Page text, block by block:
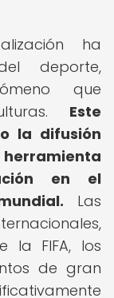
ha
deporte,
que
Este
la difusión
en el
Las
la FIFA, los
de gran